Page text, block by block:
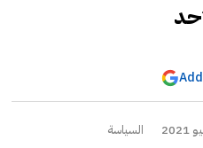
السياسة